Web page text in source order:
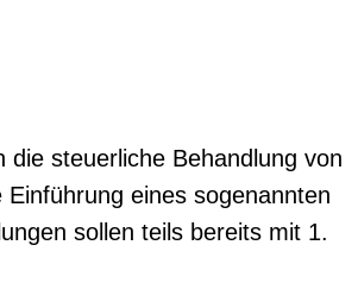
steuerliche Behandlung von
eines sogenannten
sollen teils bereits mit 1.